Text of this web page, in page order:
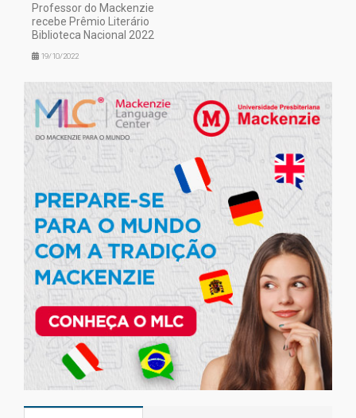
Professor do Mackenzie
recebe Prêmio Literário
Biblioteca Nacional 2022
19/10/2022